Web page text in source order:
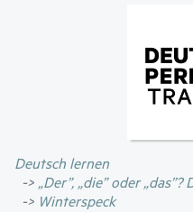
Deutsch lernen
„Der”, „die” oder
Winterspeck